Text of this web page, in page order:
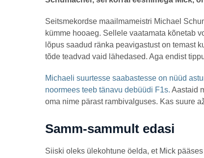
o
Seitsmekordse maailmameistri Michael
kümme hooaeg. Sellele vaatamata kõnetab
lõpus saadud ränka peavigastust on temast
tõde teadvad vaid lähedased. Aga endist
Michaeli suurtesse saabastesse on nüüd
noormees teeb tänavu debüüdi F1s. Aastaid
oma nime pärast rambivalguses. Kas suure
Samm-sammult edasi
Siiski oleks ülekohtune öelda, et Mick